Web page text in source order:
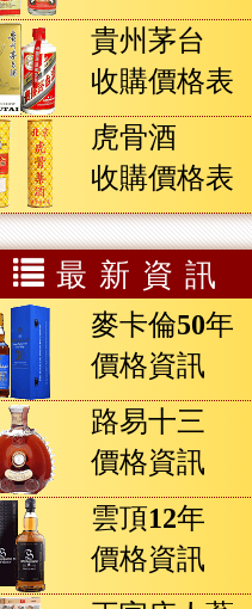
貴州茅台
收購價格表
虎骨酒
收購價格表
最新資訊
麥卡倫50年
價格資訊
路易十三
價格資訊
雲頂12年
價格資訊